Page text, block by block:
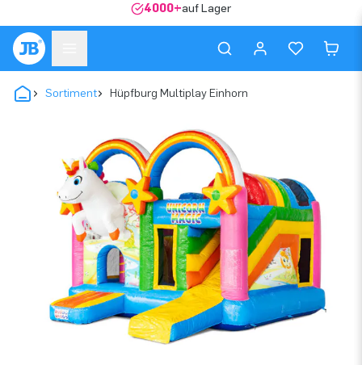
4000+auf Lager
Sortiment Hüpfburg Multiplay Einhorn